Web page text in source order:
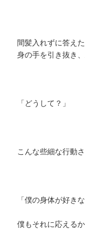
間髪入れずに答え
身の手を引き抜き
「どうして？」
こんな些細な行動
「僕の身体が好き
僕もそれに応えるか